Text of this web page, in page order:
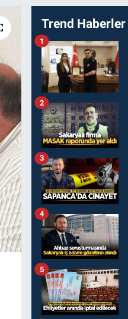
Trend Haberler
1
2
3
4
5